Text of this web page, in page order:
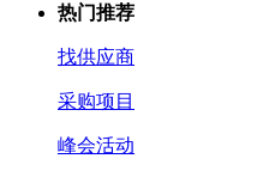
热门推荐
找供应商
采购项目
峰会活动